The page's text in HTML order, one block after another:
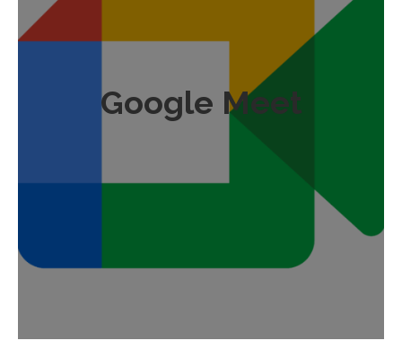
Google Meet